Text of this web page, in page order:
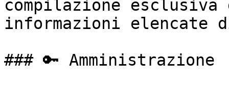
compilazione
informazioni elencate
### 🔑 Amministrazione